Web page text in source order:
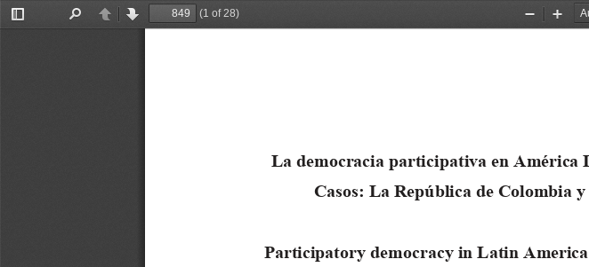
Toggle
PreviousNext
(1 of 28)
Zoom
Zoom
La democracia participativa en América
Casos: La República de Colombia
Participatory democracy in Latin